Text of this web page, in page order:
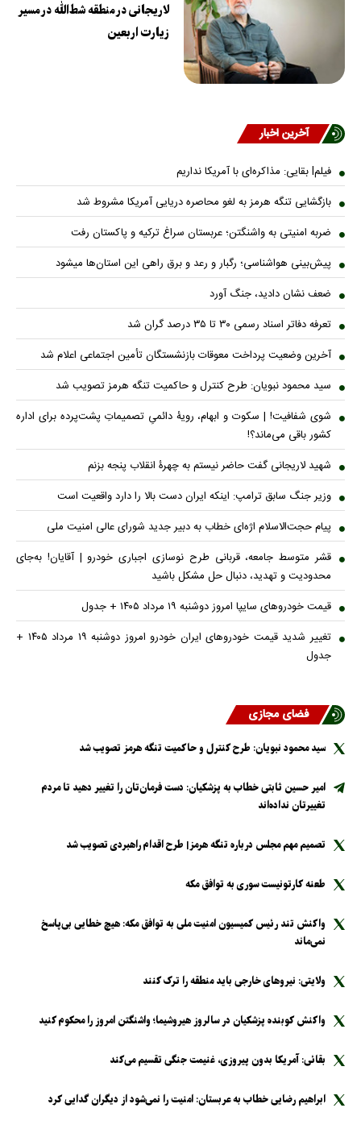
لاریجانی در منطقه شط‌الله در مسیر
زیارت اربعین
آخرین اخبار
فیلمl بقایی: مذاکره‌ای با آمریکا نداریم
بازگشایی تنگه هرمز به لغو محاصره دریایی آمریکا مشروط شد
ضربه امنیتی به واشنگتن؛ عربستان سراغ ترکیه و پاکستان رفت
پیش‌بینی هواشناسی؛ رگبار و رعد و برق راهی این استان‌ها میشود
ضعف نشان دادید، جنگ آورد
تعرفه دفاتر اسناد رسمی ۳۰ تا ۳۵ درصد گران شد
آخرین وضعیت پرداخت معوقات بازنشستگان تأمین اجتماعی اعلام شد
سید محمود نبویان: طرح کنترل و حاکمیت تنگه هرمز تصویب شد
شوی شفافیت! | سکوت و ابهام، رویۀ دائمیِ تصمیماتِ پشت‌پرده برای اداره
کشور باقی می‌ماند؟!
شهید لاریجانی گفت حاضر نیستم به چهرۀ انقلاب پنجه بزنم
وزیر جنگ سابق ترامپ: اینکه ایران دست بالا را دارد واقعیت است
پیام حجت‌الاسلام اژه‌ای خطاب به دبیر جدید شورای عالی امنیت ملی
قشر متوسط جامعه، قربانی طرح نوسازی اجباری خودرو | آقایان! به‌جای
محدودیت و تهدید، دنبال حل مشکل باشید
قیمت خودرو‌های سایپا امروز دوشنبه ۱۹ مرداد ۱۴۰۵ + جدول
تغییر شدید قیمت خودرو‌های ایران خودرو امروز دوشنبه ۱۹ مرداد ۱۴۰۵ +
جدول
فضای مجازی
سید محمود نبویان: طرح کنترل و حاکمیت تنگه هرمز تصویب شد
امیر حسین ثابتی خطاب به پزشکیان: دست فرمان‌تان را تغییر دهید تا مردم
تغییرتان نداده‌اند
تصمیم مهم مجلس درباره تنگه هرمز| طرح اقدام راهبردی تصویب شد
طعنه کارتونیست سوری به توافق مکه
واکنش تند رئیس کمیسیون امنیت ملی به توافق مکه: هیچ خطایی بی‌پاسخ
نمی‌ماند
ولایتی: نیرو‌های خارجی باید منطقه را ترک کنند
واکنش کوبنده پزشکیان در سالروز هیروشیما؛ واشنگتن امروز را محکوم کنید
بقائی: آمریکا بدون پیروزی، غنیمت جنگی تقسیم می‌کند
ابراهیم رضایی خطاب به عربستان: امنیت را نمی‌شود از دیگران گدایی کرد